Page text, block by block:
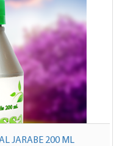
JARABE 200 ML